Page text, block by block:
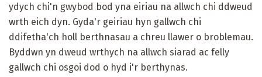
ydych chi'n gwybod bod yna eiriau na allwch chi ddweud
wrth eich dyn. Gyda'r geiriau hyn gallwch chi
ddifetha'ch holl berthnasau a chreu llawer o broblemau.
Byddwn yn dweud wrthych na allwch siarad ac felly
gallwch chi osgoi dod o hyd i'r berthynas.